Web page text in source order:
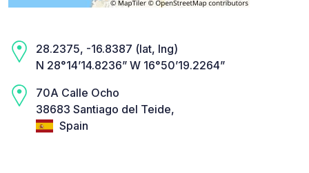
28.2375, -16.8387 (lat, lng)
N 28°14’14.8236” W 16°50’19.2264”
70A Calle Ocho
38683 Santiago del Teide,
Spain